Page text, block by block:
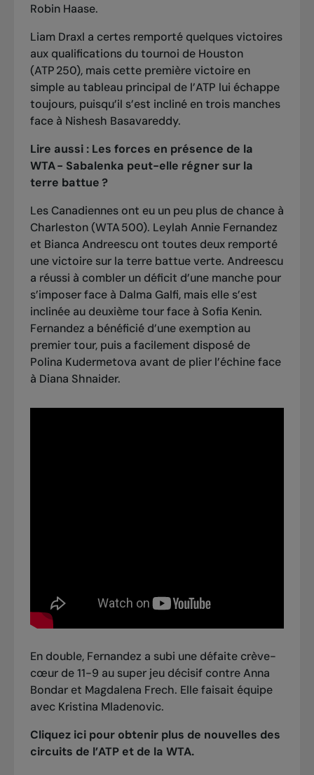
Robin Haase.
Liam Draxl a certes remporté quelques victoires
aux qualifications du tournoi de Houston
(ATP 250), mais cette première victoire en
simple au tableau principal de l’ATP lui échappe
toujours, puisqu’il s’est incliné en trois manches
face à Nishesh Basavareddy.
Lire aussi : Les forces en présence de la
WTA - Sabalenka peut-elle régner sur la
terre battue?
Les Canadiennes ont eu un peu plus de chance à
Charleston (WTA 500). Leylah Annie Fernandez
et Bianca Andreescu ont toutes deux remporté
une victoire sur la terre battue verte. Andreescu
a réussi à combler un déficit d’une manche pour
s’imposer face à Dalma Galfi, mais elle s’est
inclinée au deuxième tour face à Sofia Kenin.
Fernandez a bénéficié d’une exemption au
premier tour, puis a facilement disposé de
Polina Kudermetova avant de plier l’échine face
à Diana Shnaider.
En double, Fernandez a subi une défaite crève-
cœur de 11-9 au super jeu décisif contre Anna
Bondar et Magdalena Frech. Elle faisait équipe
avec Kristina Mladenovic.
Cliquez ici pour obtenir plus de nouvelles des
circuits de l’ATP et de la WTA.